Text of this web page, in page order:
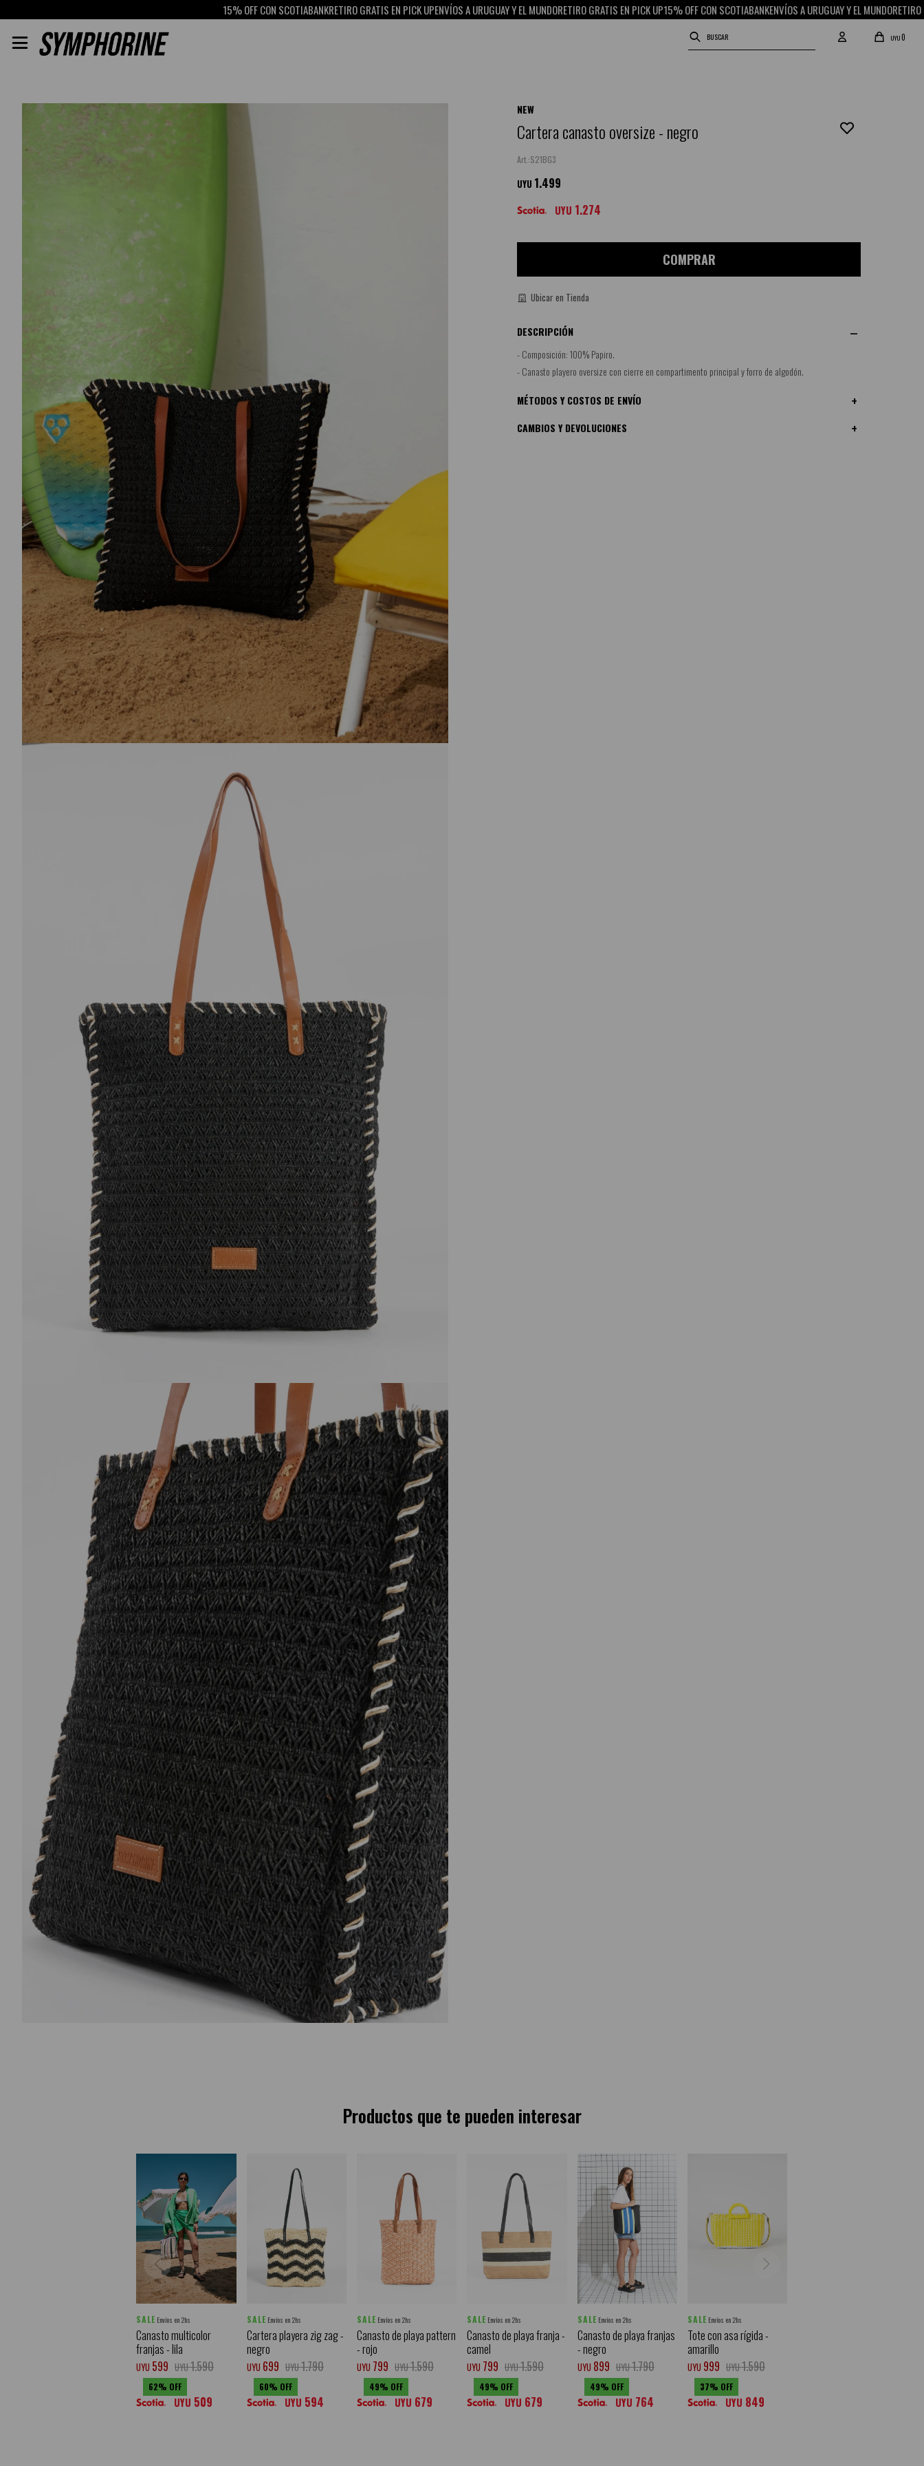
15% OFF CON SCOTIABANKRETIRO GRATIS EN PICK UPENVÍOS A URUGUAY Y EL MUNDORETIRO GRATIS EN PICK UP15% OFF CON SCOTIABANKENVÍOS A URUGUAY Y EL MUNDORETIRO GRATIS EN
UYU0

NEW
Cartera canasto oversize - negro
S21BG3
UYU 1.499
UYU 1.274
COMPRAR
Ubicar en Tienda
DESCRIPCIÓN
- Composición: 100% Papiro.
- Canasto playero oversize con cierre en compartimento principal y forro de algodón.
MÉTODOS Y COSTOS DE ENVÍO
CAMBIOS Y DEVOLUCIONES
Productos que te pueden interesar
SALE Envíos en 2hs
Canasto multicolor
franjas - lila
UYU 599 UYU1.590
62
UYU 509
SALE Envíos en 2hs
Cartera playera zig zag -
negro
UYU 699 UYU1.790
60
UYU 594
SALE Envíos en 2hs
Canasto de playa pattern
- rojo
UYU 799 UYU1.590
49
UYU 679
SALE Envíos en 2hs
Canasto de playa franja -
camel
UYU 799 UYU1.590
49
UYU 679
SALE Envíos en 2hs
Canasto de playa franjas
- negro
UYU 899 UYU1.790
49
UYU 764
SALE Envíos en 2hs
Tote con asa rígida -
amarillo
UYU 999 UYU1.590
37
UYU 849